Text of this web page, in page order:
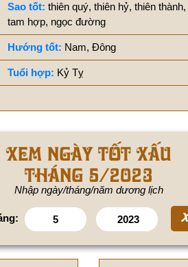
Sao tốt: thiên quý, thiên hỷ, thiên thành,
tam hợp, ngọc đường
Hướng tốt: Nam, Đông
Tuổi hợp: Kỷ Tỵ
Xem ngày tốt xấu
tháng 5/2023
Nhập ngày/tháng/năm dương lịch